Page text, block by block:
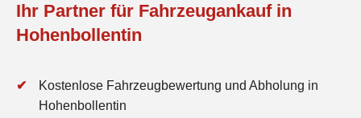
Ihr Partner für Fahrzeugankauf in
Hohenbollentin
Kostenlose Fahrzeugbewertung und Abholung in
Hohenbollentin